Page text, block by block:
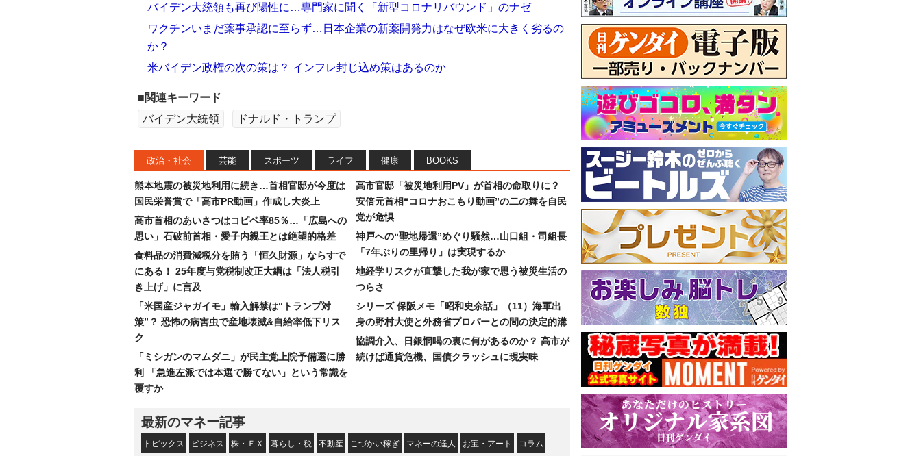
バイデン大統領も再び陽性に…専門家に聞く「新型コロナリバウンド」のナゼ
ワクチンいまだ薬事承認に至らず…日本企業の新薬開発力はなぜ欧米に大きく劣るの
か？
米バイデン政権の次の策は？ インフレ封じ込め策はあるのか
■関連キーワード
バイデン大統領
ドナルド・トランプ
政治・社会 芸能 スポーツ ライフ 健康 BOOKS
熊本地震の被災地利用に続き…首相官邸が今度は
国民栄誉賞で「高市PR動画」作成し大炎上
高市首相のあいさつはコピペ率85％…「広島への
思い」石破前首相・愛子内親王とは絶望的格差
食料品の消費減税分を賄う「恒久財源」ならすで
にある！ 25年度与党税制改正大綱は「法人税引
き上げ」に言及
「米国産ジャガイモ」輸入解禁は“トランプ対
策”？ 恐怖の病害虫で産地壊滅&自給率低下リス
ク
「ミシガンのマムダニ」が民主党上院予備選に勝
利 「急進左派では本選で勝てない」という常識を
覆すか
高市官邸「被災地利用PV」が首相の命取りに？
安倍元首相“コロナおこもり動画”の二の舞を自民
党が危惧
神戸への“聖地帰還”めぐり騒然…山口組・司組長
「7年ぶりの里帰り」は実現するか
地経学リスクが直撃した我が家で思う被災生活の
つらさ
シリーズ 保阪メモ「昭和史余話」（11）海軍出
身の野村大使と外務省プロパーとの間の決定的溝
協調介入、日銀恫喝の裏に何があるのか？ 高市が
続けば通貨危機、国債クラッシュに現実味
最新のマネー記事
トピックス ビジネス 株・ＦＸ 暮らし・税 不動産 こづかい稼ぎ マネーの達人 お宝・アート コラム